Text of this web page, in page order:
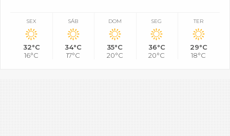
SEX
32°C
16°C
SÁB
34°C
17°C
DOM
35°C
20°C
SEG
36°C
20°C
TER
29°C
18°C